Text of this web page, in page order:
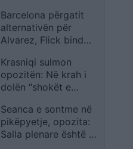
Barcelona përgatit
alternativën për
Alvarez, Flick bind
transferim në “Camp
Nou
Krasniqi sulmon
opozitën: Në krah i
dolën “shokët e
Seanca e sontme në
pikëpyetje, opozita:
Salla plenare është e